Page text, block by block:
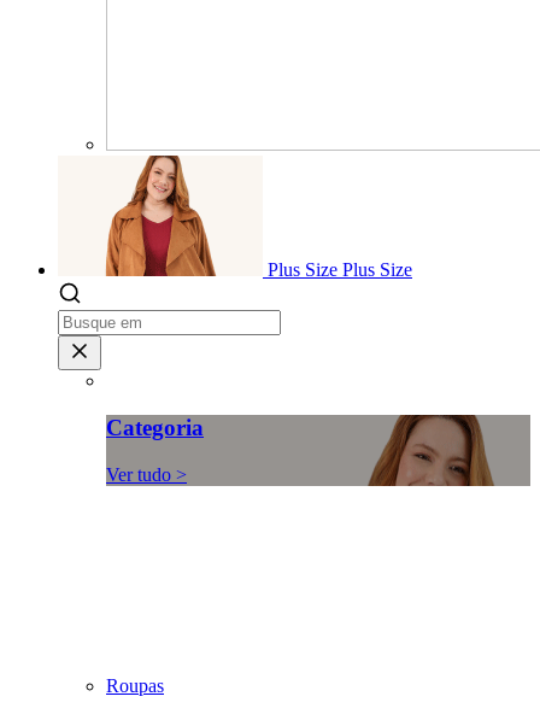
Plus Size Plus Size
Categoria
Ver tudo >
Roupas